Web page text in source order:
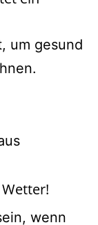
um gesund
wenn